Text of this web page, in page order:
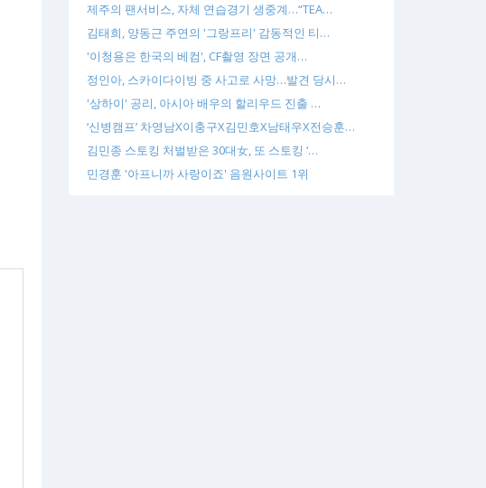
제주의 팬서비스, 자체 연습경기 생중계…“TEA…
김태희, 양동근 주연의 '그랑프리' 감동적인 티…
'이청용은 한국의 베컴', CF촬영 장면 공개…
정인아, 스카이다이빙 중 사고로 사망…발견 당시…
'상하이' 공리, 아시아 배우의 할리우드 진출 …
‘신병캠프’ 차영남X이충구X김민호X남태우X전승훈…
김민종 스토킹 처벌받은 30대女, 또 스토킹 ‘…
민경훈 '아프니까 사랑이죠' 음원사이트 1위